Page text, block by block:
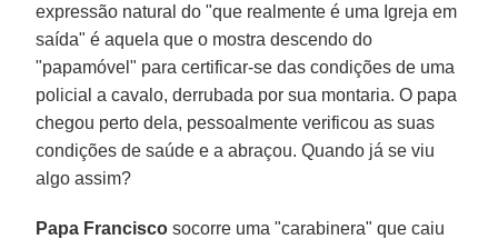
expressão natural do "que realmente é uma Igreja em
saída" é aquela que o mostra descendo do
"papamóvel" para certificar-se das condições de uma
policial a cavalo, derrubada por sua montaria. O papa
chegou perto dela, pessoalmente verificou as suas
condições de saúde e a abraçou. Quando já se viu
algo assim?
Papa Francisco socorre uma "carabinera" que caiu